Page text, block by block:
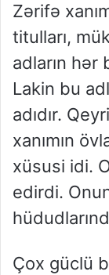
Zərifə
titulları,
adların
Lakin bu
adıdır.
xanımın
xüsusi idi.
edirdi.
Çox güclü